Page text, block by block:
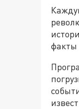
факты